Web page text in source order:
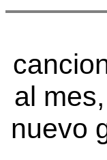
al
nuevo